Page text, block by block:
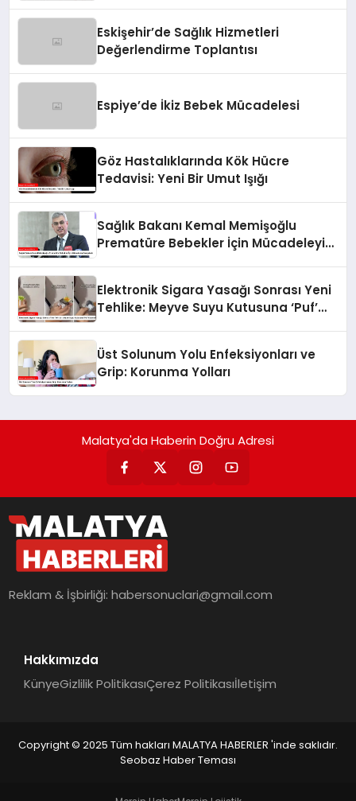
Eskişehir’de Sağlık Hizmetleri
Değerlendirme Toplantısı
Espiye’de İkiz Bebek Mücadelesi
Göz Hastalıklarında Kök Hücre
Tedavisi: Yeni Bir Umut Işığı
Sağlık Bakanı Kemal Memişoğlu
Prematüre Bebekler İçin Mücadeleyi
Elektronik Sigara Yasağı Sonrası Yeni
Tehlike: Meyve Suyu Kutusuna ‘Puf’
Üst Solunum Yolu Enfeksiyonları ve
Grip: Korunma Yolları
Malatya'da Haberin Doğru Adresi
Reklam & İşbirliği:habersonuclari@gmail.com
Hakkımızda
KünyeGizlilik PolitikasıÇerez Politikasıİletişim
Copyright © 2025 Tüm hakları MALATYA HABERLER 'inde saklıdır.
Seobaz Haber Teması